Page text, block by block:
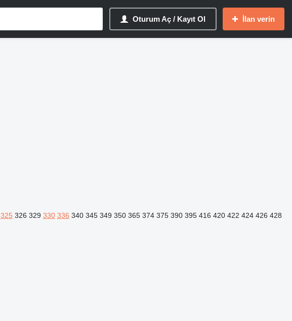
Oturum Aç / Kayıt Ol İlan verin
325 326 329 330 336 340 345 349 350 365 374 375 390 395 416 420 422 424 426 428